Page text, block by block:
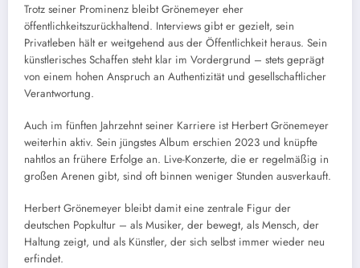
Trotz seiner Prominenz bleibt Grönemeyer eher
öffentlichkeitszurückhaltend. Interviews gibt er gezielt, sein
Privatleben hält er weitgehend aus der Öffentlichkeit heraus. Sein
künstlerisches Schaffen steht klar im Vordergrund – stets geprägt
von einem hohen Anspruch an Authentizität und gesellschaftlicher
Verantwortung.
Auch im fünften Jahrzehnt seiner Karriere ist Herbert Grönemeyer
weiterhin aktiv. Sein jüngstes Album erschien 2023 und knüpfte
nahtlos an frühere Erfolge an. Live-Konzerte, die er regelmäßig in
großen Arenen gibt, sind oft binnen weniger Stunden ausverkauft.
Herbert Grönemeyer bleibt damit eine zentrale Figur der
deutschen Popkultur – als Musiker, der bewegt, als Mensch, der
Haltung zeigt, und als Künstler, der sich selbst immer wieder neu
erfindet.